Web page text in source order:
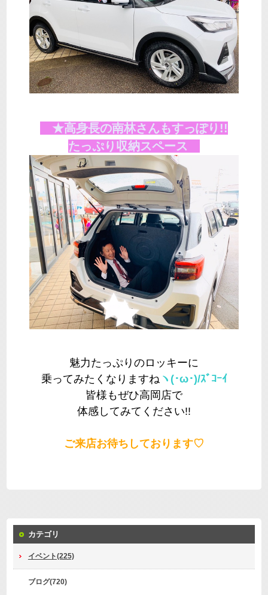
★高身長の南林さんもすっぽり!!
たっぷり収納スペース
魅力たっぷりのロッキーに
乗ってみたくなりますね ヽ(･ω･)/ｽﾞｺｰｲ
皆様もぜひ高岡店で
体感してみてください!!
ご来店お待ちしております♡
カテゴリ
イベント(225)
ブログ(720)